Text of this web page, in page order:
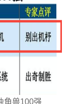
角兽100强